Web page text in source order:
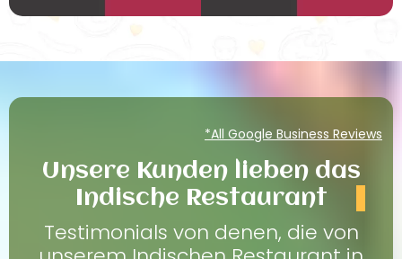
*All Google Business Reviews
Unsere Kunden lieben das
Indische Restaurant
Testimonials von denen, die von